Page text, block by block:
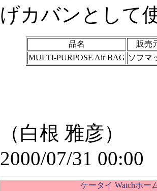
げカバンとして
品名
販売
MULTI-PURPOSE Air BAG ソフマ
（白根 雅彦）
2000/07/31 00:00
ケータイ Watchホー